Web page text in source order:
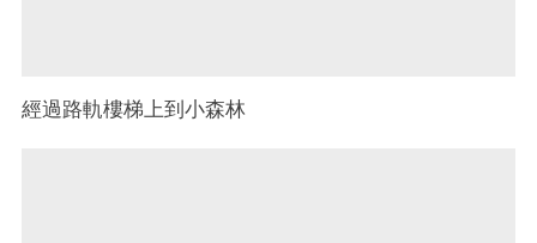
經過路軌樓梯上到小森林